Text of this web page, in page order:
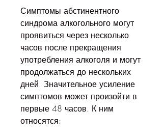
Симптомы абстинентного
синдрома алкогольного могут
проявиться через несколько
часов после прекращения
употребления алкоголя и могут
продолжаться до нескольких
дней. Значительное усиление
симптомов может произойти в
первые 48 часов. К ним
относятся: